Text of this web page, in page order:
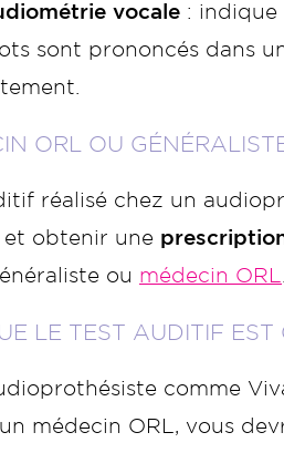
vocale : indique
sont prononcés dans
ORL OU
réalisé chez un
obtenir une
ou médecin ORL
LE TEST AUDITIF EST
comme
médecin ORL, vous